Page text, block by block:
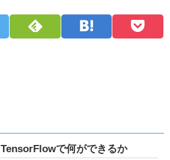
TensorFlowで何ができるか